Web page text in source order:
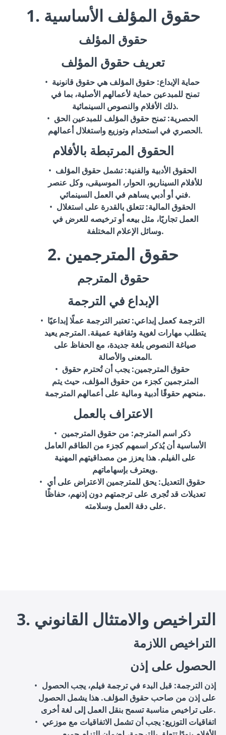
1. حقوق المؤلف الأساسية
حقوق المؤلف
تعريف حقوق المؤلف
حماية الإبداع: حقوق المؤلف هي حقوق قانونية
تمنح للمبدعين حماية لأعمالهم الأصلية، بما في
ذلك الأفلام والنصوص السينمائية.
الحصرية: تمنح حقوق المؤلف للمبدعين الحق
الحصري في استخدام وتوزيع واستغلال أعمالهم.
الحقوق المرتبطة بالأفلام
الحقوق الأدبية والفنية: تشمل حقوق المؤلف
للأفلام السيناريو، الحوار، الموسيقى، وكل عنصر
فني أو أدبي يساهم في العمل السينمائي.
الحقوق المالية: تتعلق بالقدرة على استغلال
العمل تجاريًا، مثل بيعه أو ترخيصه للعرض في
وسائل الإعلام المختلفة.
2. حقوق المترجمين
حقوق المترجم
الإبداع في الترجمة
الترجمة كعمل إبداعي: تعتبر الترجمة عملًا إبداعيًا
يتطلب مهارات لغوية وثقافية عميقة. المترجم يعيد
صياغة النصوص بلغة جديدة، مع الحفاظ على
المعنى والأصالة.
حقوق المترجمين: يجب أن تُحترم حقوق
المترجمين كجزء من حقوق المؤلف، حيث يتم
منحهم حقوقًا أدبية ومالية على أعمالهم المترجمة.
الاعتراف بالعمل
ذكر اسم المترجم: من حقوق المترجمين
الأساسية أن يُذكر اسمهم كجزء من الطاقم العامل
على الفيلم. هذا يعزز من مصداقيتهم المهنية
ويعترف بإسهاماتهم.
حقوق التعديل: يحق للمترجمين الاعتراض على أي
تعديلات قد تُجرى على ترجمتهم دون إذنهم، حفاظًا
على دقة العمل وسلامته.
3. التراخيص والامتثال القانوني
التراخيص اللازمة
الحصول على إذن
إذن الترجمة: قبل البدء في ترجمة فيلم، يجب الحصول
على إذن من صاحب حقوق المؤلف. هذا يشمل الحصول
على تراخيص مناسبة تسمح بنقل العمل إلى لغة أخرى.
اتفاقيات التوزيع: يجب أن تشمل الاتفاقيات مع موزعي